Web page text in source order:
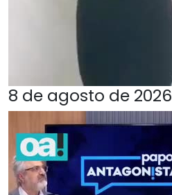
8 de agosto de 2026